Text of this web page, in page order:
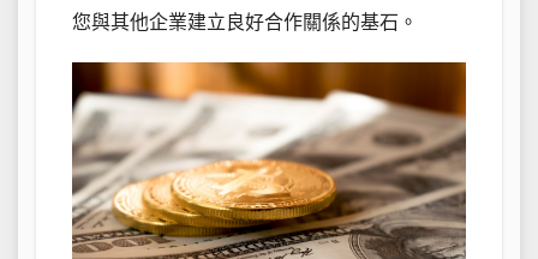
您與其他企業建立良好合作關係的基石。